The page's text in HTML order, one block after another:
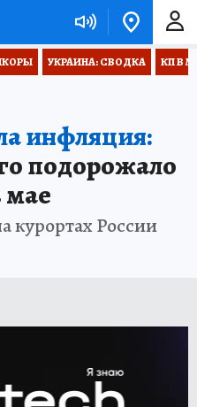
УКРАИНА: СВОДКА КП В
инфляция:
подорожало
мае
курортах России